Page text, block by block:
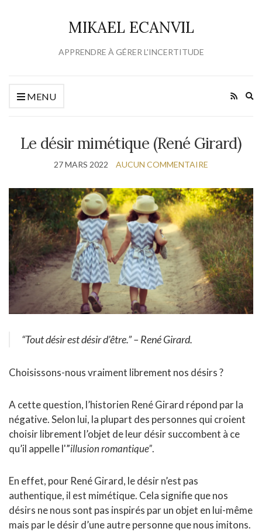
MIKAEL ECANVIL
APPRENDRE À GÉRER L'INCERTITUDE
MENU
Le désir mimétique (René Girard)
27 MARS 2022 AUCUN COMMENTAIRE
“Tout désir est désir d’être.”– René Girard.
Choisissons-nous vraiment librement nos désirs ?
A cette question, l’historien René Girard répond par la
négative. Selon lui, la plupart des personnes qui croient
choisir librement l’objet de leur désir succombent à ce
qu’il appelle l'”illusion romantique”.
En effet, pour René Girard, le désir n’est pas
authentique, il est mimétique. Cela signifie que nos
désirs ne nous sont pas inspirés par un objet en lui-même
mais par le désir d’une autre personne que nous imitons.